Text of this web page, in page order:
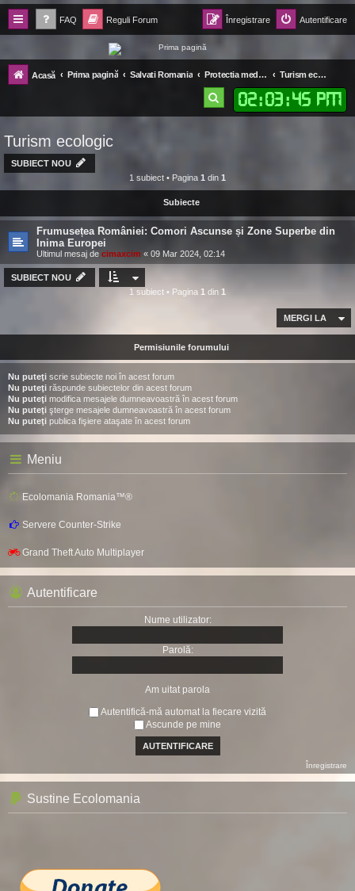
FAQ Reguli Forum Autentificare
Înregistrare
Forum Ecolomania™®
-= Idei pentru viitor =-
Acasă Prima pagină Salvati Romania Protectia mediului Turism ecologic
02:03:46 PM
ă
Turism ecologic
SUBIECT NOU
1 subiect • Pagina 1 din 1
Subiecte
Frumusețea României: Comori Ascunse și Zone Superbe din
Inima Europei
Ultimul mesaj de cimaxcim « 09 Mar 2024, 02:14
SUBIECT NOU
1 subiect • Pagina 1 din 1
MERGI LA
Permisiunile forumului
Nu puteţi scrie subiecte noi în acest forum
Nu puteţi răspunde subiectelor din acest forum
Nu puteţi modifica mesajele dumneavoastră în acest forum
Nu puteţi şterge mesajele dumneavoastră în acest forum
Nu puteţi publica fişiere ataşate în acest forum
Meniu
Ecolomania Romania™®
Servere Counter-Strike
Grand Theft Auto Multiplayer
Autentificare
Nume utilizator:
Parolă:
Am uitat parola
Autentifică-mă automat la fiecare vizită
Ascunde pe mine
Înregistrare
Sustine Ecolomania